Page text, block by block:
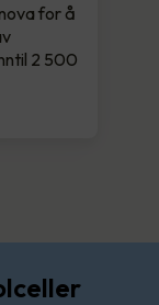
for å
2 500